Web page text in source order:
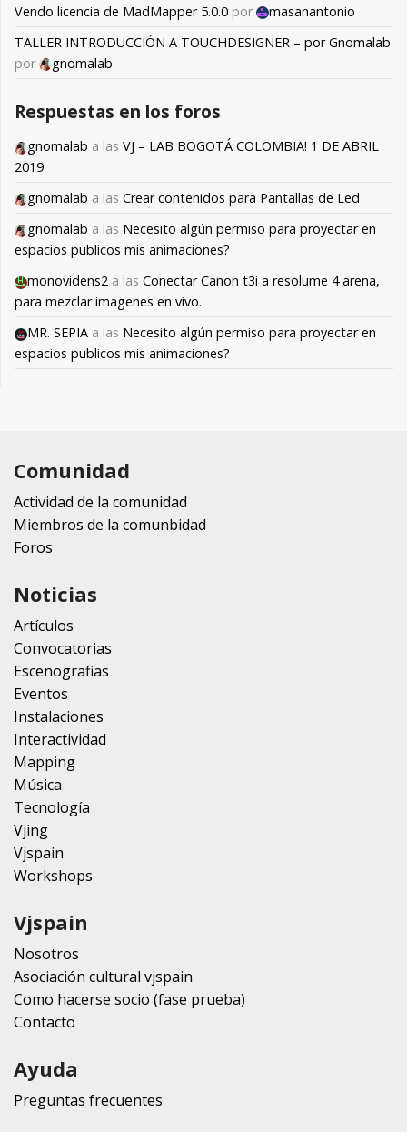
Vendo licencia de MadMapper 5.0.0 por
masanantonio
TALLER INTRODUCCIÓN A TOUCHDESIGNER – por Gnomalab
por
gnomalab
Respuestas en los foros
gnomalab a las VJ – LAB BOGOTÁ COLOMBIA! 1 DE ABRIL
2019
gnomalab a las Crear contenidos para Pantallas de Led
gnomalab a las Necesito algún permiso para proyectar en
espacios publicos mis animaciones?
monovidens2 a las Conectar Canon t3i a resolume 4 arena,
para mezclar imagenes en vivo.
MR. SEPIA a las Necesito algún permiso para proyectar en
espacios publicos mis animaciones?
Comunidad
Actividad de la comunidad
Miembros de la comunbidad
Foros
Noticias
Artículos
Convocatorias
Escenografias
Eventos
Instalaciones
Interactividad
Mapping
Música
Tecnología
Vjing
Vjspain
Workshops
Vjspain
Nosotros
Asociación cultural vjspain
Como hacerse socio (fase prueba)
Contacto
Ayuda
Preguntas frecuentes